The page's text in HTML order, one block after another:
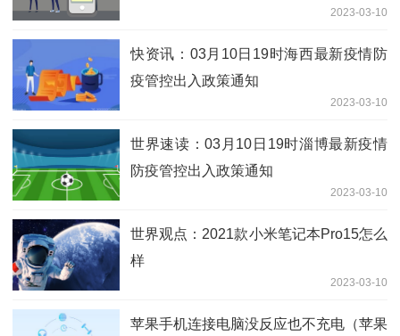
2023-03-10
快资讯：03月10日19时海西最新疫情防
疫管控出入政策通知
2023-03-10
世界速读：03月10日19时淄博最新疫情
防疫管控出入政策通知
2023-03-10
世界观点：2021款小米笔记本Pro15怎么
样
2023-03-10
苹果手机连接电脑没反应也不充电（苹果